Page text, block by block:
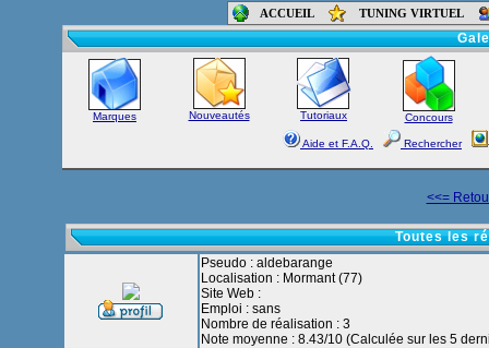
ACCUEIL TUNING VIRTUEL
Accueil-
Marques Nouveautés Tutoriaux Concours
Aide et F.A.Q. Rechercher
<<=
Toutes les
Pseudo : aldebarange
Localisation : Mormant (77)
Site Web :
Emploi : sans
Nombre de réalisation : 3
Note moyenne : 8.43/10 (Calculée sur les 5